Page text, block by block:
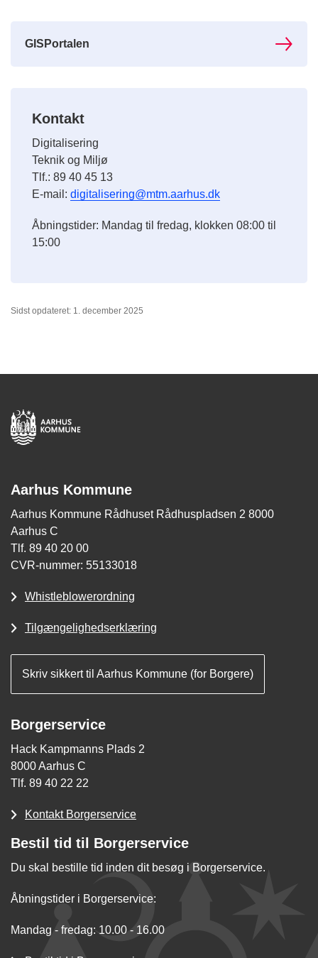
GISPortalen
Kontakt
Digitalisering
Teknik og Miljø
Tlf.: 89 40 45 13
E-mail: digitalisering@mtm.aarhus.dk
Åbningstider: Mandag til fredag, klokken 08:00 til
15:00
Sidst opdateret: 1. december 2025
Aarhus Kommune
Aarhus Kommune Rådhuset Rådhuspladsen 2 8000
Aarhus C
Tlf. 89 40 20 00
CVR-nummer: 55133018
Whistleblowerordning
Tilgængelighedserklæring
Skriv sikkert til Aarhus Kommune (for Borgere)
Borgerservice
Hack Kampmanns Plads 2
8000 Aarhus C
Tlf. 89 40 22 22
Kontakt Borgerservice
Bestil tid til Borgerservice
Du skal bestille tid inden dit besøg i Borgerservice.
Åbningstider i Borgerservice:
Mandag - fredag: 10.00 - 16.00